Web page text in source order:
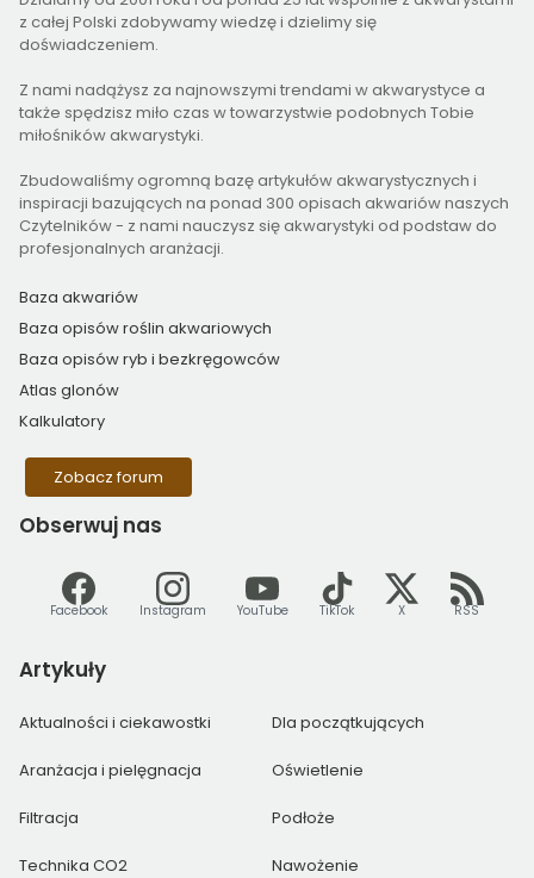
z całej Polski zdobywamy wiedzę i dzielimy się
doświadczeniem.
Z nami nadążysz za najnowszymi trendami w akwarystyce a
także spędzisz miło czas w towarzystwie podobnych Tobie
miłośników akwarystyki.
Zbudowaliśmy ogromną bazę artykułów akwarystycznych i
inspiracji bazujących na ponad 300 opisach akwariów naszych
Czytelników - z nami nauczysz się akwarystyki od podstaw do
profesjonalnych aranżacji.
Baza akwariów
Baza opisów roślin akwariowych
Baza opisów ryb i bezkręgowców
Atlas glonów
Kalkulatory
Zobacz forum
Obserwuj nas
Facebook Instagram YouTube TikTok X RSS
Artykuły
Aktualności i ciekawostki Dla początkujących
Aranżacja i pielęgnacja Oświetlenie
Filtracja Podłoże
Technika CO2 Nawożenie